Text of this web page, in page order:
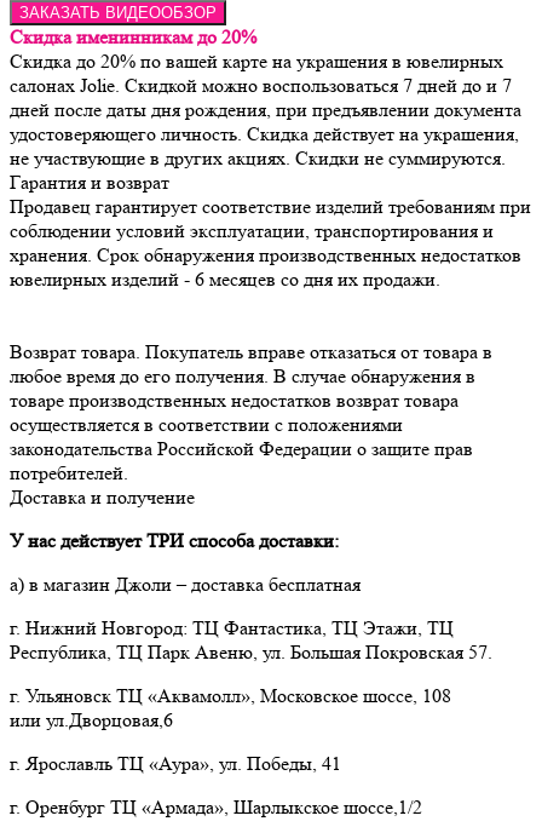
ЗАКАЗАТЬ ВИДЕООБЗОР
Скидка именинникам до 20%
Скидка до 20% по вашей карте на украшения в ювелирных
салонах Jolie. Скидкой можно воспользоваться 7 дней до и 7
дней после даты дня рождения, при предъявлении документа
удостоверяющего личность. Скидка действует на украшения,
не участвующие в других акциях. Скидки не суммируются.
Гарантия и возврат
Продавец гарантирует соответствие изделий требованиям при
соблюдении условий эксплуатации, транспортирования и
хранения. Срок обнаружения производственных недостатков
Возврат товара. Покупатель вправе отказаться от товара в
любое время до его получения. В случае обнаружения в
товаре производственных недостатков возврат товара
осуществляется в соответствии с положениями
законодательства Российской Федерации о защите прав
потребителей.
Доставка и получение
У нас действует ТРИ способа доставки:
а) в магазин Джоли – доставка бесплатная
г. Нижний Новгород: ТЦ Фантастика, ТЦ Этажи, ТЦ
Республика, ТЦ Парк Авеню, ул. Большая Покровская 57.
г. Ульяновск ТЦ «Аквамолл», Московское шоссе, 108
или ул.Дворцовая,6
г. Ярославль ТЦ «Аура», ул. Победы, 41
г. Оренбург ТЦ «Армада», Шарлыкское шоссе,1/2